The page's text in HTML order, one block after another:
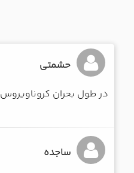
حشمتی
در طول بحران کروناویروس COVID-19، آموزش آنلاین به بالاترین سطح استفاده در بین کاربران رسید
ساجده